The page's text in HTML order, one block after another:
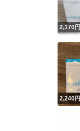
2,170円
2,240円